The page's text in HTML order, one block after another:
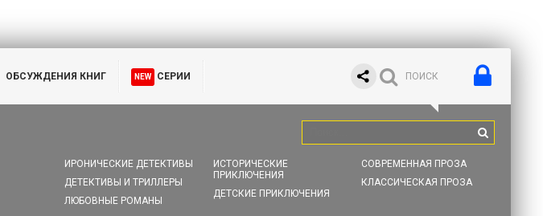
ОБСУЖДЕНИЯ КНИГ NEW СЕРИИ
ИРОНИЧЕСКИЕ ДЕТЕКТИВЫ
ДЕТЕКТИВЫ И ТРИЛЛЕРЫ
ЛЮБОВНЫЕ РОМАНЫ
ИСТОРИЧЕСКИЕ
ПРИКЛЮЧЕНИЯ
ДЕТСКИЕ ПРИКЛЮЧЕНИЯ
СОВРЕМЕННАЯ ПРОЗА
КЛАССИЧЕСКАЯ ПРОЗА